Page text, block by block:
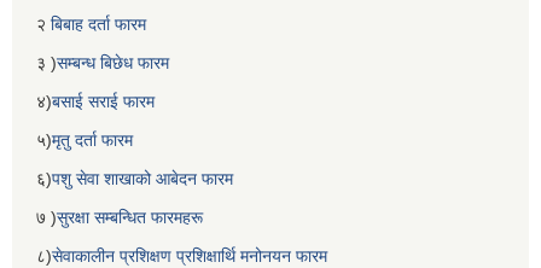
२ बिबाह दर्ता फारम
३ )सम्बन्ध बिछेध फारम
४)बसाई सराई फारम
५)मृतु दर्ता फारम
६)पशु सेवा शाखाको आबेदन फारम
७ )सुरक्षा सम्बन्धित फारमहरू
८)सेवाकालीन प्रशिक्षण प्रशिक्षार्थि मनोनयन फारम